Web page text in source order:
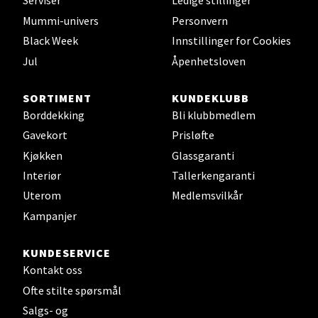
Mummi-univers
Black Week
Jul
Personvern
Innstillinger for Cookies
Åpenhetsloven
SORTIMENT
Borddekking
Gavekort
Kjøkken
Interiør
Uterom
Kampanjer
KUNDEKLUBB
Bli klubbmedlem
Prisløfte
Glassgaranti
Tallerkengaranti
Medlemsvilkår
KUNDESERVICE
Kontakt oss
Ofte stilte spørsmål
Salgs- og
Mo i Rana - Thon Senter Mo i
Rana
Fridtjof Nansensgate 22, 8622 Mo i Rana
Åpent i dag 10-18
0 i butikk
Velg
Ålesund - Thon Senter Moa